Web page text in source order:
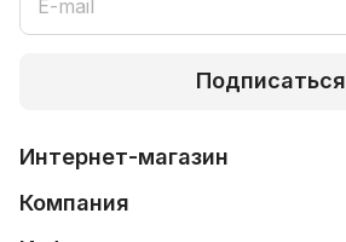
Подписаться
Интернет-магазин
Компания